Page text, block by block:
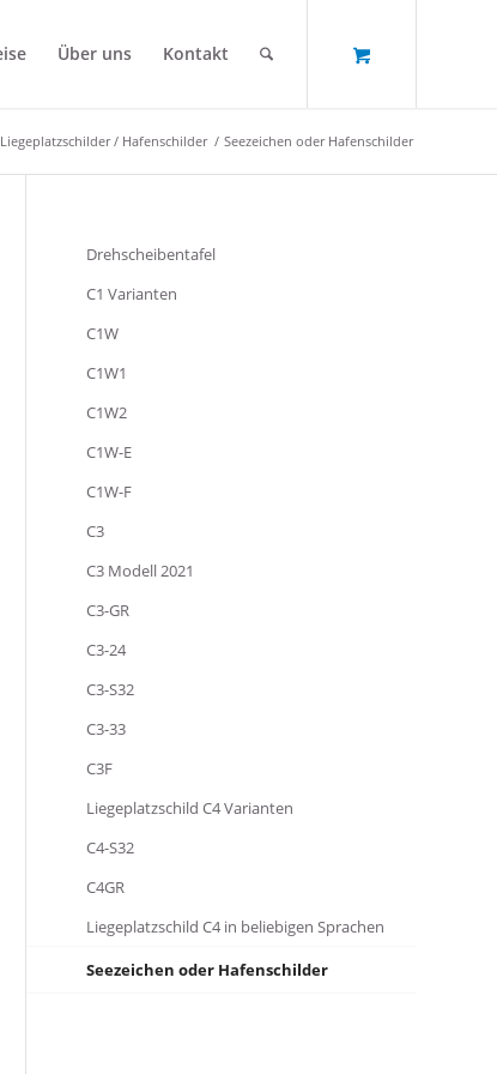
Über uns Kontakt
Liegeplatzschilder / Hafenschilder / Seezeichen oder Hafenschilder
Drehscheibentafel
C1 Varianten
C1W
C1W1
C1W2
C1W-E
C1W-F
C3
C3 Modell 2021
C3-GR
C3-24
C3-S32
C3-33
C3F
Liegeplatzschild C4 Varianten
C4-S32
C4GR
Liegeplatzschild C4 in beliebigen Sprachen
Seezeichen oder Hafenschilder